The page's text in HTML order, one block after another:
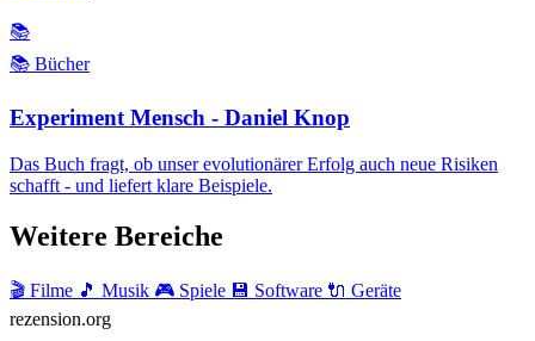
📚
📚 Bücher
Experiment Mensch - Daniel Knop
Das Buch fragt, ob unser evolutionärer Erfolg auch neue Risiken
schafft - und liefert klare Beispiele.
Weitere Bereiche
🎬 Filme 🎵 Musik 🎮 Spiele 💾 Software 🔌 Geräte
rezension.org